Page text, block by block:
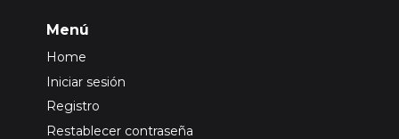
Menú
Home
Iniciar sesión
Registro
Restablecer contraseña